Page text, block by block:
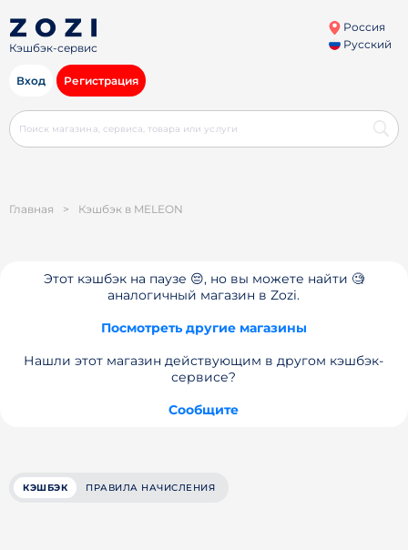
Кэшбэк-сервис
Россия
Русский
Вход Регистрация
Главная > Кэшбэк в MELEON
Этот кэшбэк на паузе 😔, но вы можете найти 🧐
аналогичный магазин в Zozi.
Посмотреть другие магазины
Нашли этот магазин действующим в другом кэшбэк-
сервисе?
Сообщите
КЭШБЭК ПРАВИЛА НАЧИСЛЕНИЯ